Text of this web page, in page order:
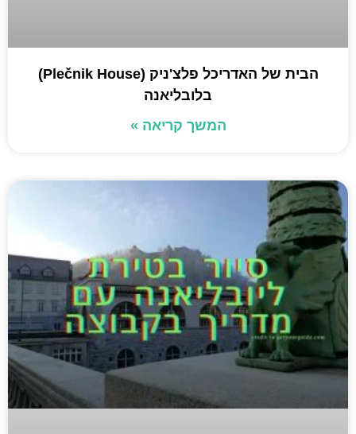
הבית של האדריכל פלצ'ניק (Plečnik House)
בלובליאנה
המשך קריאה »